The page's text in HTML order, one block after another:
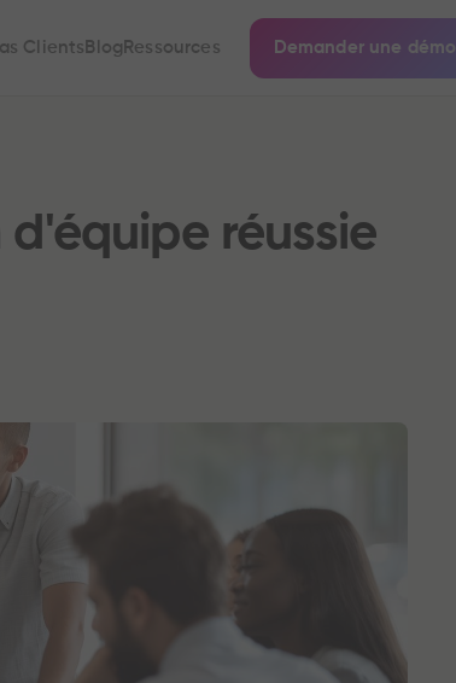
Clients Blog Ressources Demander une démo
réussie